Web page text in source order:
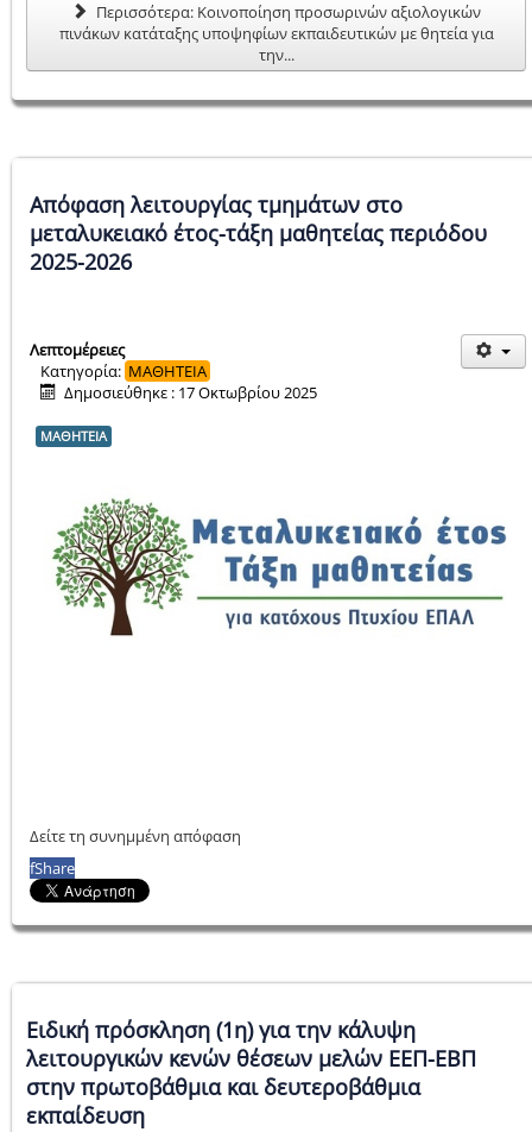
Περισσότερα: Κοινοποίηση προσωρινών αξιολογικών
πινάκων κατάταξης υποψηφίων εκπαιδευτικών με θητεία για
την...
Απόφαση λειτουργίας τμημάτων στο
μεταλυκειακό έτος-τάξη μαθητείας περιόδου
2025-2026
Λεπτομέρειες
Κατηγορία: ΜΑΘΗΤΕΙΑ
Δημοσιεύθηκε : 17 Οκτωβρίου 2025
ΜΑΘΗΤΕΙΑ
Δείτε τη συνημμένη απόφαση
fShare
Ειδική πρόσκληση (1η) για την κάλυψη
λειτουργικών κενών θέσεων μελών ΕΕΠ-ΕΒΠ
στην πρωτοβάθμια και δευτεροβάθμια
εκπαίδευση